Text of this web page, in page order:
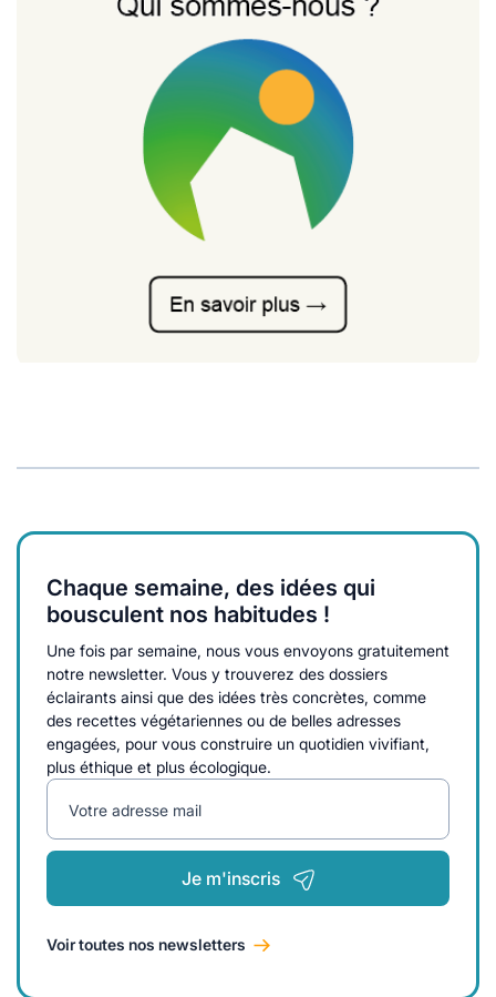
Chaque semaine, des idées qui
bousculent nos habitudes !
Une fois par semaine, nous vous envoyons gratuitement
notre newsletter. Vous y trouverez des dossiers
éclairants ainsi que des idées très concrètes, comme
des recettes végétariennes ou de belles adresses
engagées, pour vous construire un quotidien vivifiant,
plus éthique et plus écologique.
Votre adresse mail
Je m'inscris
Voir toutes nos newsletters